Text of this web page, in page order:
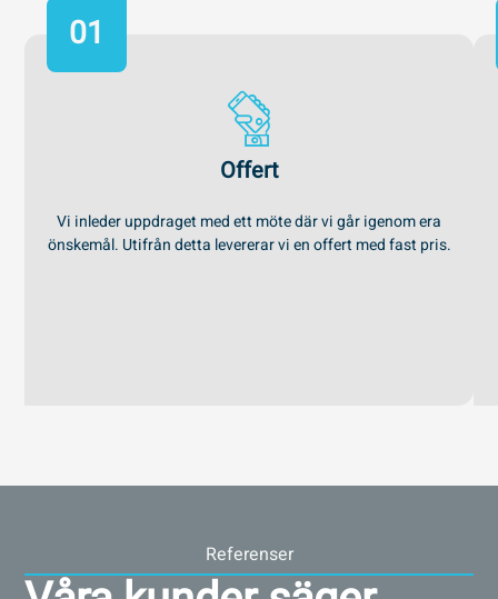
Offert
Vi inleder uppdraget med ett möte där vi går igenom era
önskemål. Utifrån detta levererar vi en offert med fast pris.
01
Referenser